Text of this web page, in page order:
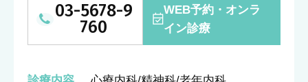
03-5678-9
760
WEB予約・オンラ
イン診療